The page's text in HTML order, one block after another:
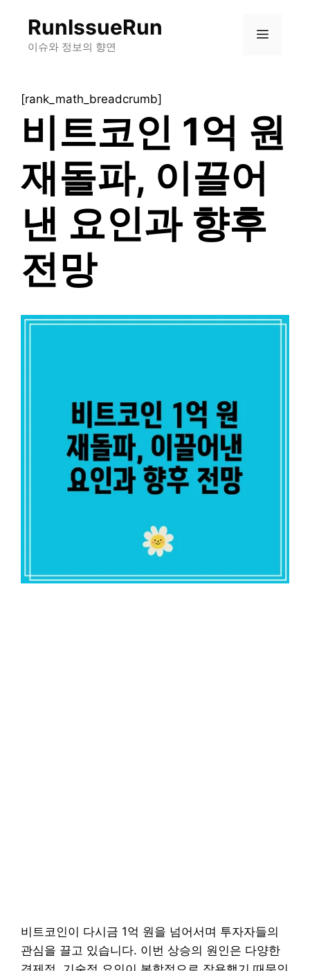
RunIssueRun
이슈와 정보의 향연
메
[rank_math_breadcrumb]
비트코인 1억 원
재돌파, 이끌어
낸 요인과 향후
전망
비트코인이 다시금 1억 원을 넘어서며 투자자들의
관심을 끌고 있습니다. 이번 상승의 원인은 다양한